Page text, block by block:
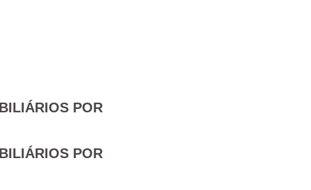
POR
POR